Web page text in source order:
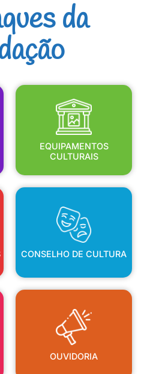
da
EQUIPAMENTOS
CULTURAIS
EQUIPAMENTOS
CULTURAIS
CONSELHO DE CULTURA
CONSELHO DE CULTURA
OUVIDORIA
OUVIDORIA